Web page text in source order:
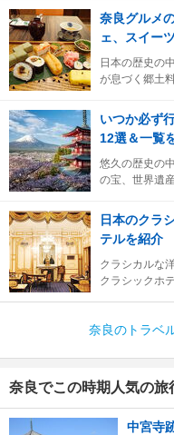
奈良グルメ
ェ、スイー
日本の歴史の
が息づく郷土
いつか必ず
12選＆一覧
悠久の歴史の
の宝、世界遺
日本のクラ
テルを紹介
クラシカルな
クラシックホ
奈良のトラベ
奈良でこの時期人気の旅
中宮寺